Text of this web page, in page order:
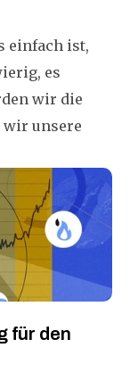
einfach ist,
es
wir die
unsere
zu lösen.
für den